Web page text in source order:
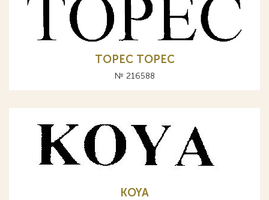
ТОРЕС TOPEC
№ 216588
KOYA